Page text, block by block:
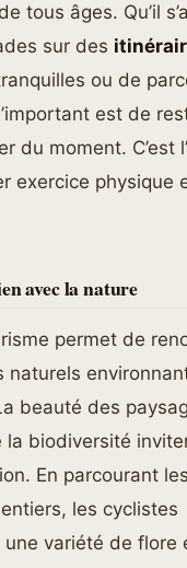
tous âges. Qu’il
sur des
ou de
est de
du moment. C’est
exercice physique
avec la nature
permet de
naturels
beauté des
la biodiversité
En parcourant les
les cyclistes
une variété de flore